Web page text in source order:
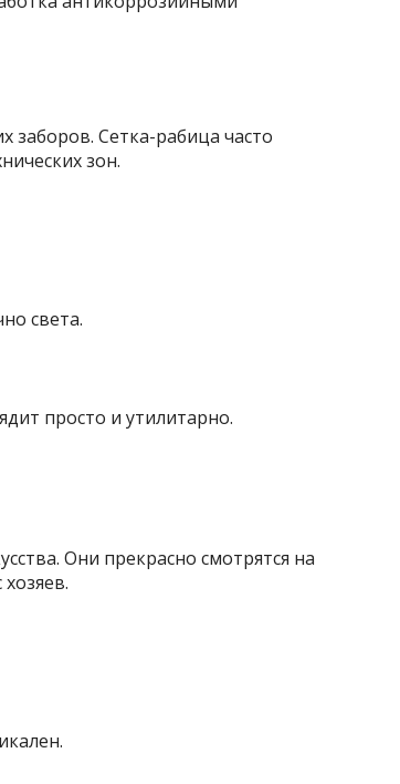
заборов. Сетка-рабица часто
зон.
света.
просто и утилитарно.
Они прекрасно смотрятся на